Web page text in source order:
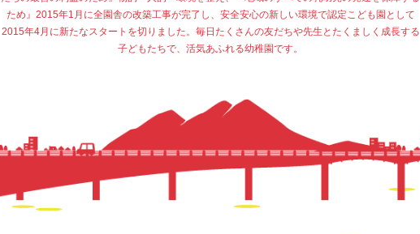
ため』2015年1月に全園舎の改築工事が完了し、安全安心の新しい環境で認定こども園として
2015年4月に新たなスタートを切りました。毎日たくさんの友だちや先生とたくましく成長する
子どもたちで、活気あふれる幼稚園です。